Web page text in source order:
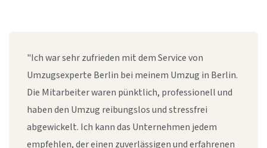
"Ich war sehr zufrieden mit dem Service von
Umzugsexperte Berlin bei meinem Umzug in Berlin.
Die Mitarbeiter waren pünktlich, professionell und
haben den Umzug reibungslos und stressfrei
abgewickelt. Ich kann das Unternehmen jedem
empfehlen, der einen zuverlässigen und erfahrenen